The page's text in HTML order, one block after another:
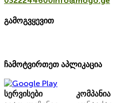
გამოგვყევით
ჩამოტვირთეთ აპლიკაცია
სერვისები
კომპანია